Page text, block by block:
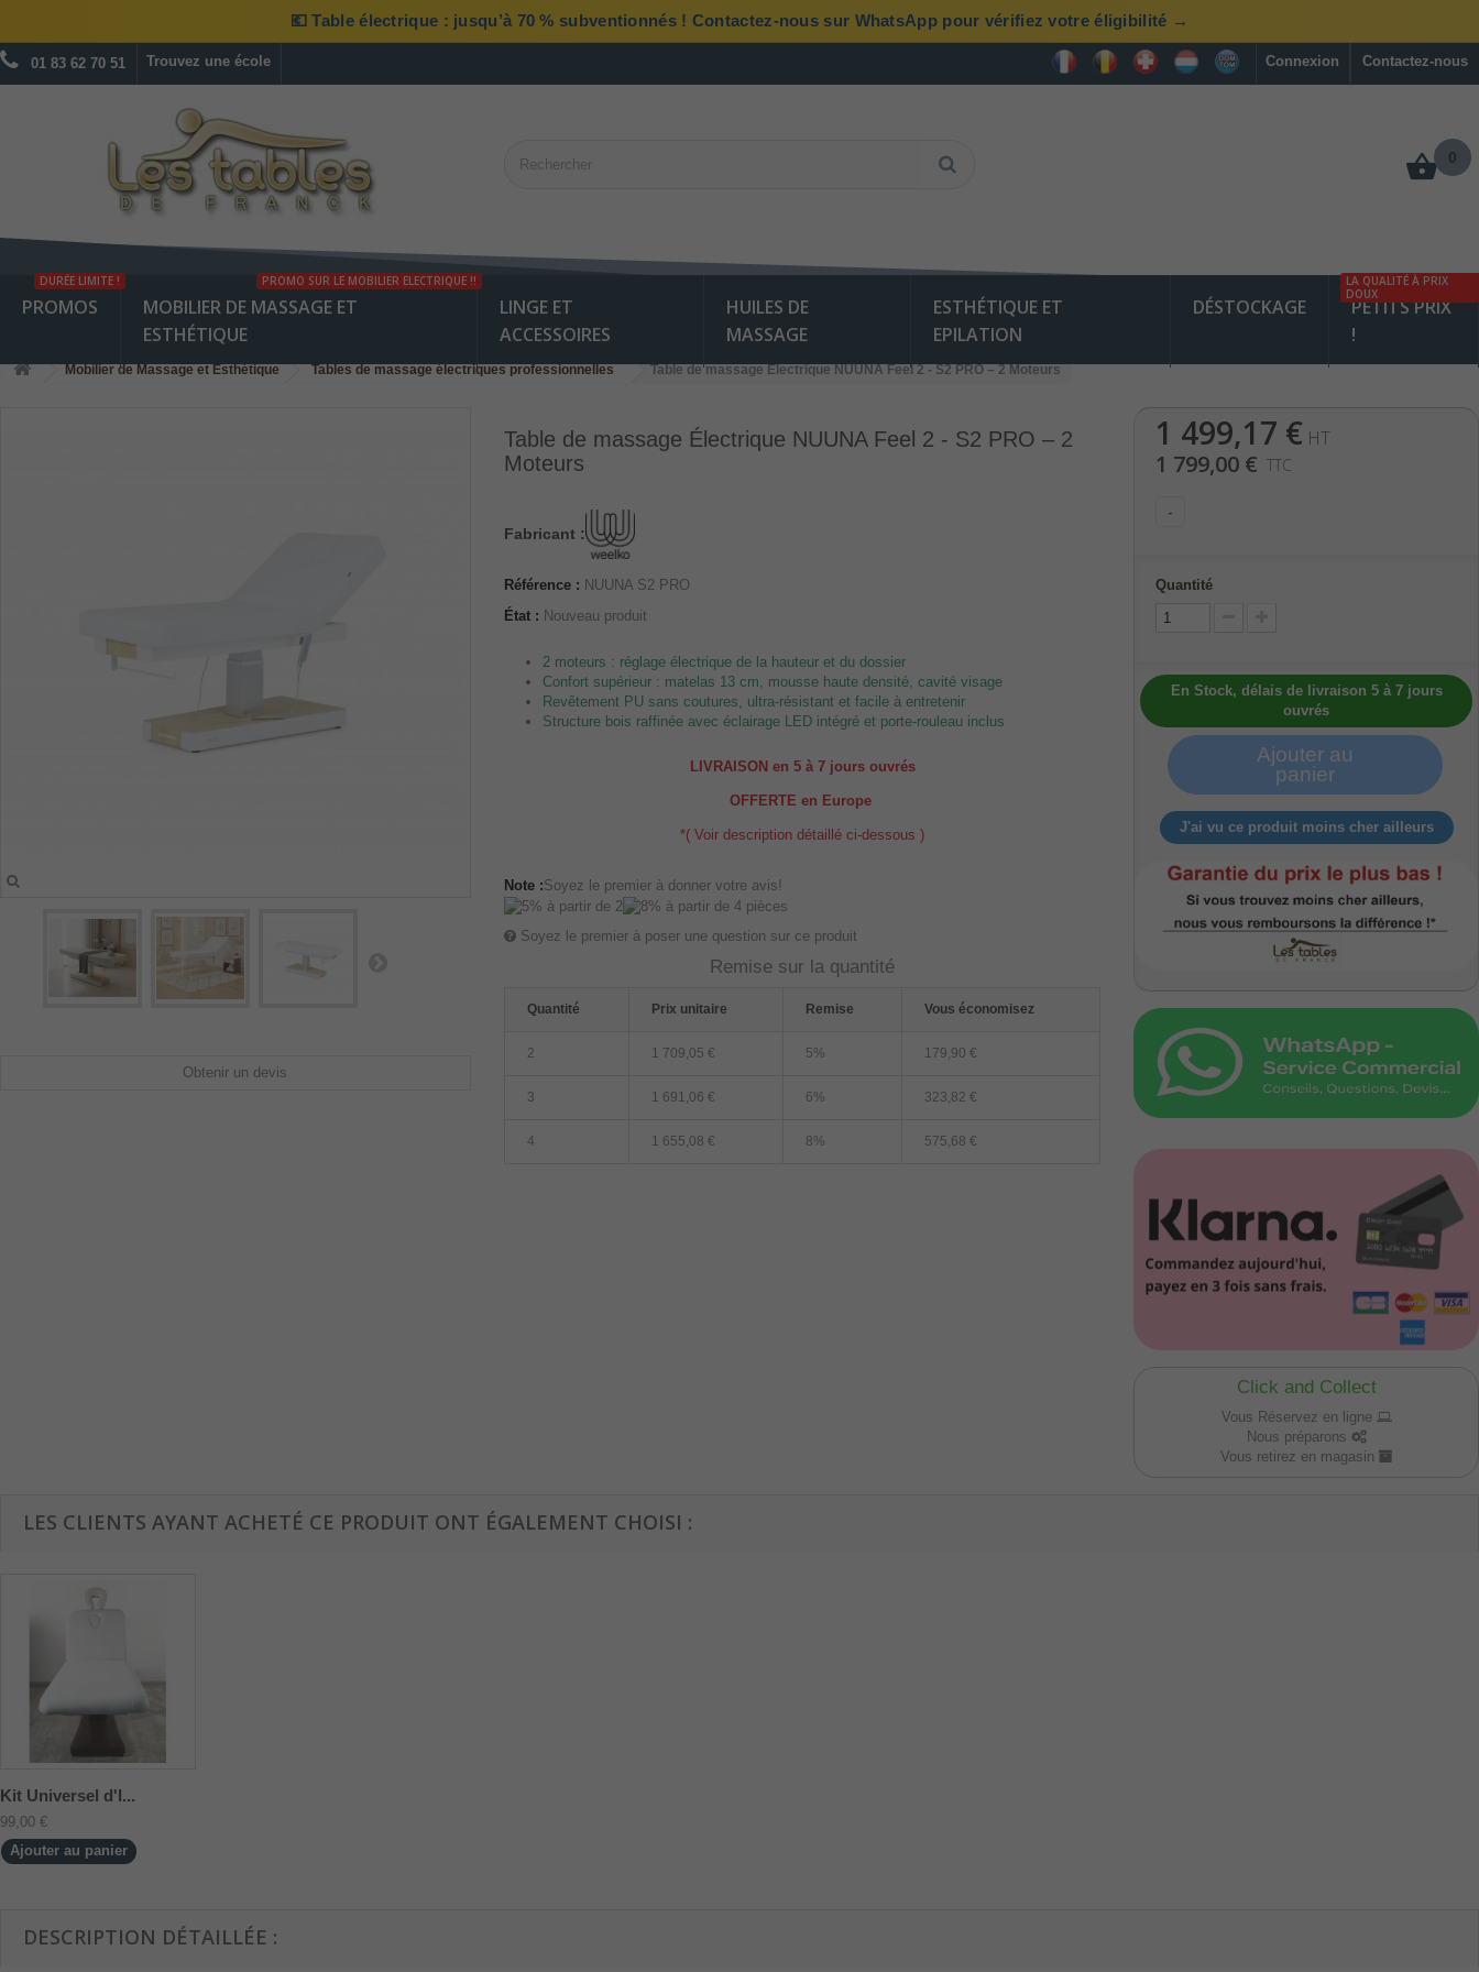
💶 Table électrique : jusqu’à 70 % subventionnés ! Contactez-nous sur WhatsApp pour vérifiez votre éligibilité →
Contactez-nous
01 83 62 70 51 Trouvez une école Connexion
0
PROMOS
DURÉE LIMITE !
MOBILIER DE MASSAGE ET
ESTHÉTIQUE
PROMO SUR LE MOBILIER ELECTRIQUE !!
LINGE ET
ACCESSOIRES
HUILES DE
MASSAGE
ESTHÉTIQUE ET
EPILATION
DÉSTOCKAGE
PETITS PRIX
!
LA QUALITÉ À PRIX
DOUX
Mobilier de Massage et Esthétique Tables de massage électriques professionnelles Table de massage Électrique NUUNA Feel 2 - S2 PRO – 2 Moteurs
Obtenir un devis
Table de massage Électrique NUUNA Feel 2 - S2 PRO – 2
Moteurs
Fabricant :
Référence : NUUNA S2 PRO
État : Nouveau produit
2 moteurs : réglage électrique de la hauteur et du dossier
Confort supérieur : matelas 13 cm, mousse haute densité, cavité visage
Revêtement PU sans coutures, ultra-résistant et facile à entretenir
Structure bois raffinée avec éclairage LED intégré et porte-rouleau inclus
LIVRAISON en 5 à 7 jours ouvrés
OFFERTE en Europe
*( Voir description détaillé ci-dessous )
Note :Soyez le premier à donner votre avis!
Soyez le premier à poser une question sur ce produit
Remise sur la quantité
Quantité Prix unitaire Remise Vous économisez
2 1 709,05 € 5% 179,90 €
3 1 691,06 € 6% 323,82 €
4 1 655,08 € 8% 575,68 €
1 499,17 € HT
1 799,00 € TTC
-
Quantité
En Stock, délais de livraison 5 à 7 jours
ouvrés
Ajouter au
panier
J'ai vu ce produit moins cher ailleurs
Click and Collect
Vous Réservez en ligne
Nous préparons
Vous retirez en magasin
LES CLIENTS AYANT ACHETÉ CE PRODUIT ONT ÉGALEMENT CHOISI :
Kit Universel d'I...
99,00 €
Ajouter au panier
DESCRIPTION DÉTAILLÉE :